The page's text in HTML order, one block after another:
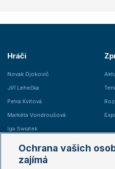
Hráči
Novak Djokovič
Jiří Lehečka
Petra Kvitová
Markéta Vondroušová
Iga Swiatek
Žebříčky
Ochrana vašich
zajímá